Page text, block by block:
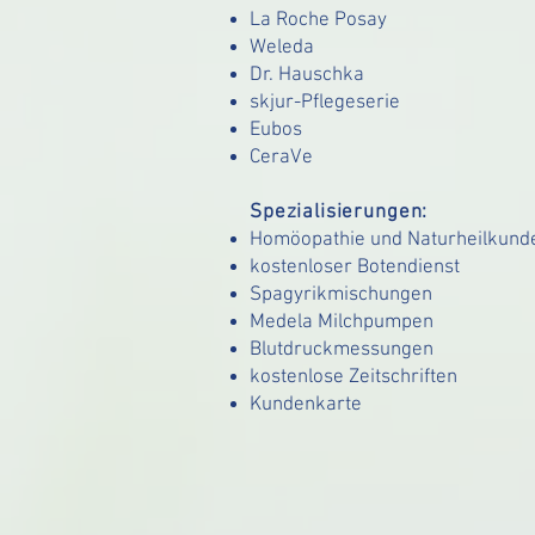
La Roche Posay
Weleda
Dr. Hauschka
skjur-Pflegeserie
Eubos
CeraVe
Spezialisierungen:
Homöopathie und
kostenloser Botendienst
Spagyrikmischungen
Medela Milchpumpen
Blutdruckmessungen
kostenlose Zeitschriften
Kundenkarte